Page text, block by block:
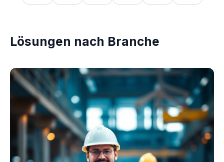
Lösungen nach Branche